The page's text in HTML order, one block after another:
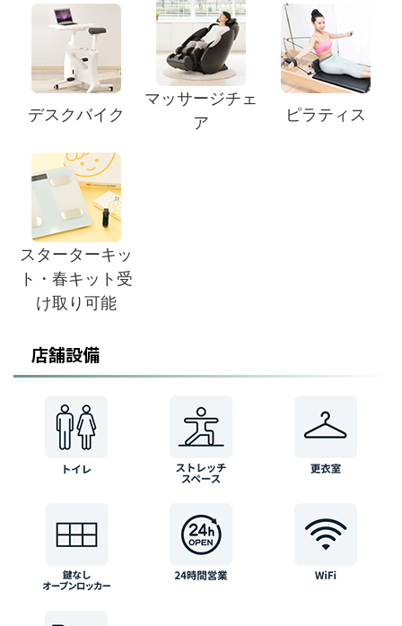
デスクバイク
マッサージチェ
ア
ピラティス
スターターキッ
ト・春キット受
け取り可能
店舗設備